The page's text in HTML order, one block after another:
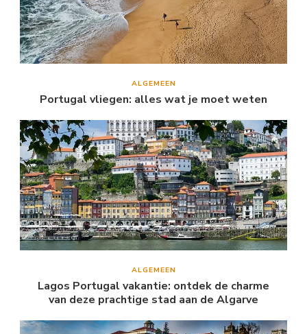
ALGEMEEN
Portugal vliegen: alles wat je moet weten
ALGEMEEN
Lagos Portugal vakantie: ontdek de charme
van deze prachtige stad aan de Algarve